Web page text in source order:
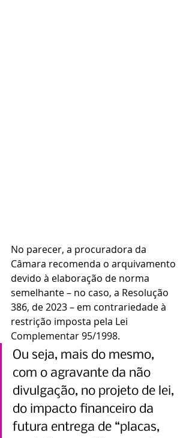
No parecer, a procuradora da
Câmara recomenda o arquivamento
devido à elaboração de norma
semelhante – no caso, a Resolução
386, de 2023 – em contrariedade à
restrição imposta pela Lei
Complementar 95/1998.
Ou seja, mais do mesmo,
com o agravante da não
divulgação, no projeto de lei,
do impacto financeiro da
futura entrega de “placas,